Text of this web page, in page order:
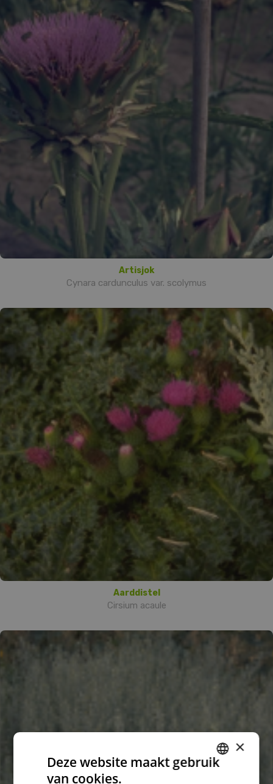
Artisjok
Cynara cardunculus var. scolymus
Aarddistel
Cirsium acaule
×
Deze website maakt gebruik
van cookies.